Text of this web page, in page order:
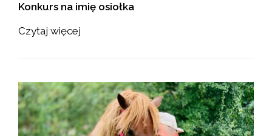
Konkurs na imię osiołka
Czytaj więcej